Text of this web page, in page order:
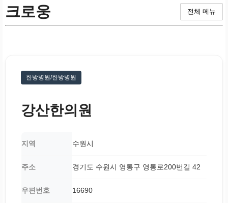
크로웅 전체 메뉴
한방병원/한방병원
강산한의원
지역 수원시
주소 경기도 수원시 영통구 영통로200번길 42
우편번호 16690